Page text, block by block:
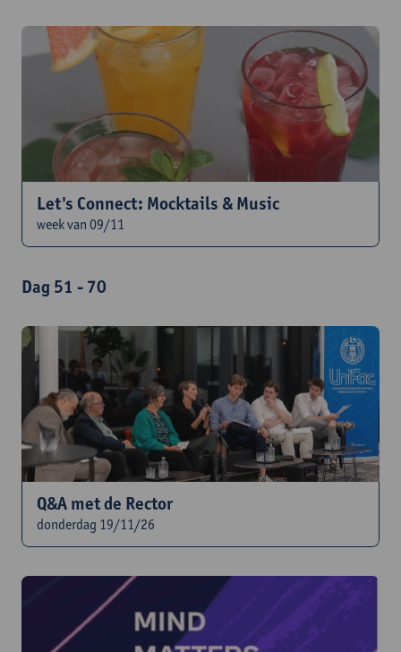
Let's Connect: Mocktails & Music
week van 09/11
Dag 51 - 70
Q&A met de Rector
donderdag 19/11/26